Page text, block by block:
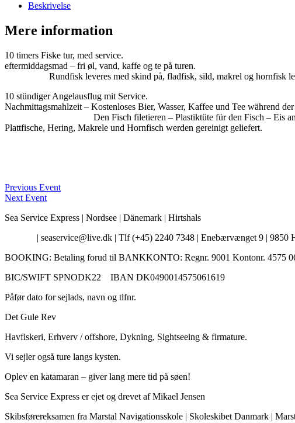
Beskrivelse
Mere information
10 timers Fiske tur, med service.
eftermiddagsmad – fri øl, vand, kaffe og te på
Rundfisk leveres med skind på, fladfisk, sild, makrel og hornfisk
10 stündiger Angelausflug mit
Nachmittagsmahlzeit –
Den Fisch filetieren – Plastiktüte für den
Plattfische, Hering, Makrele und Hornfisch werden gereinigt geliefert.
Previous Event
Next Event
Sea Service Express | Nordsee | Dänemark | Hirtshals
| seaservice@live.dk | Tlf (+45) 2240 7348 | Enebærvænget 9 | 9850
BOOKING: Betaling forud til BANKKONTO: Regnr. 9001 Kontonr. 4575
BIC/SWIFT SPNODK22 IBAN DK0490014575061619
Påfør dato for sejlads, navn og tlfnr.
Det Gule Rev
Havfiskeri, Erhverv / offshore, Dykning, Sightseeing & firmature.
Vi sejler også ture langs kysten.
Oplev en katamaran – giver lang mere tid på søen!
Sea Service Express er ejet og drevet af Mikael Jensen
Skibsførereksamen fra Marstal Navigationsskole | Skoleskibet Danmark |